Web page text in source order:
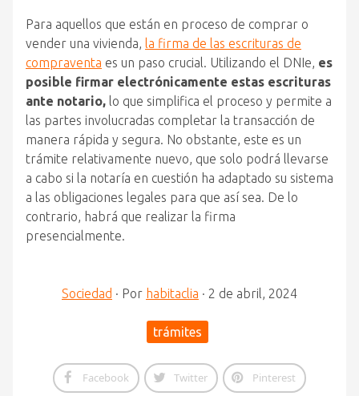
Para aquellos que están en proceso de comprar o
vender una vivienda, la firma de las escrituras de
compraventa es un paso crucial. Utilizando el DNIe, es
posible firmar electrónicamente estas escrituras
ante notario, lo que simplifica el proceso y permite a
las partes involucradas completar la transacción de
manera rápida y segura. No obstante, este es un
trámite relativamente nuevo, que solo podrá llevarse
a cabo si la notaría en cuestión ha adaptado su sistema
a las obligaciones legales para que así sea. De lo
contrario, habrá que realizar la firma
presencialmente.
Sociedad · Por habitaclia · 2 de abril, 2024
trámites
Facebook Twitter Pinterest